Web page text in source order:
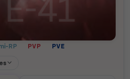
RP PVP PVE